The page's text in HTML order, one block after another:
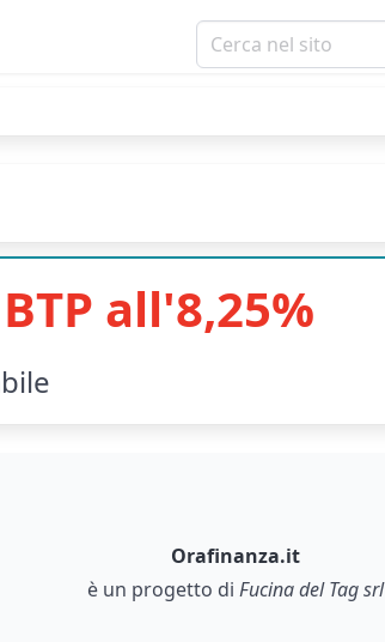
all'8,25%
Orafinanza.it
è un progetto di Fucina del Tag srl